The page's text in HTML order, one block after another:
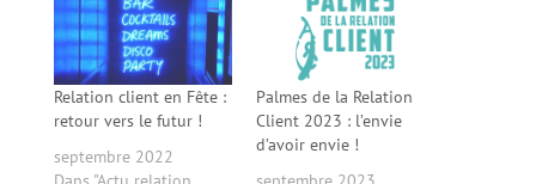
Relation client en Fête :
retour vers le futur !
septembre 2022
Palmes de la Relation
Client 2023 : l’envie
d’avoir envie !